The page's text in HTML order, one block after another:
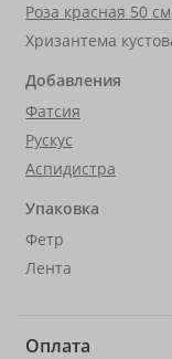
Роза красная 50 см
Хризантема
Добавления
Фатсия
Рускус
Аспидистра
Упаковка
Фетр
Лента
Оплата